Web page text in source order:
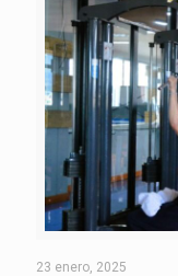
23 enero, 2025